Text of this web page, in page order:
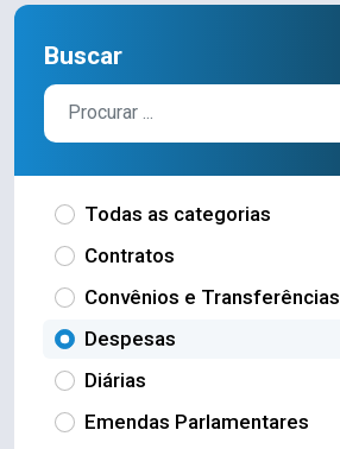
Buscar
Todas as categorias
Contratos
Convênios e Transferências
Despesas
Diárias
Emendas Parlamentares